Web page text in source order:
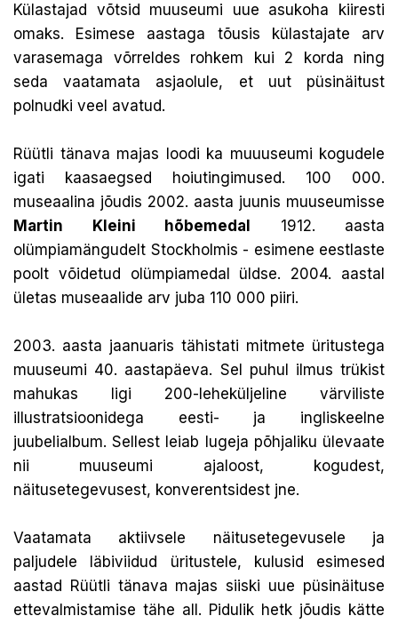
Külastajad võtsid muuseumi uue asukoha kiiresti
omaks. Esimese aastaga tõusis külastajate arv
varasemaga võrreldes rohkem kui 2 korda ning
seda vaatamata asjaolule, et uut püsinäitust
polnudki veel avatud.
Rüütli tänava majas loodi ka muuuseumi kogudele
igati kaasaegsed hoiutingimused. 100 000.
museaalina jõudis 2002. aasta juunis muuseumisse
Martin Kleini hõbemedal
1912. aasta
olümpiamängudelt Stockholmis - esimene eestlaste
poolt võidetud olümpiamedal üldse. 2004. aastal
ületas museaalide arv juba 110 000 piiri.
2003. aasta jaanuaris tähistati mitmete üritustega
muuseumi 40. aastapäeva. Sel puhul ilmus trükist
mahukas ligi 200-leheküljeline värviliste
illustratsioonidega eesti- ja ingliskeelne
juubelialbum. Sellest leiab lugeja põhjaliku ülevaate
nii muuseumi ajaloost, kogudest,
näitusetegevusest, konverentsidest jne.
Vaatamata aktiivsele näitusetegevusele ja
paljudele läbiviidud üritustele, kulusid esimesed
aastad Rüütli tänava majas siiski uue püsinäituse
ettevalmistamise tähe all. Pidulik hetk jõudis kätte